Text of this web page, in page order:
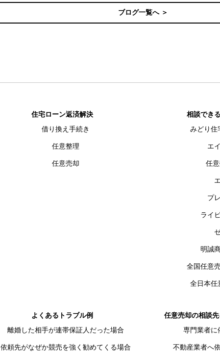
ブログ一覧へ ＞
住宅ローン返済解決
借り換え手続き
任意整理
任意売却
相談でき
みどり住
エ
任
プ
ライ
明誠
全国任意
全日本任
よくあるトラブル例
離婚した相手が連帯保証人だった場合
依頼先がなぜか競売を強く勧めてくる場合
任意売却の相談
専門業者に
不動産業者へ